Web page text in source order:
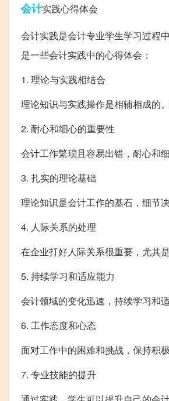
会计实践心得体会
会计实践是会计专业学生学习过程
是一些会计实践中的心得体会：
1. 理论与实践相结合
理论知识与实践操作是相辅相成的
2. 耐心和细心的重要性
会计工作繁琐且容易出错，耐心和
3. 扎实的理论基础
理论知识是会计工作的基石，细节
4. 人际关系的处理
在企业打好人际关系很重要，尤其
5. 持续学习和适应能力
会计领域的变化迅速，持续学习和
6. 工作态度和心态
面对工作中的困难和挑战，保持积
7. 专业技能的提升